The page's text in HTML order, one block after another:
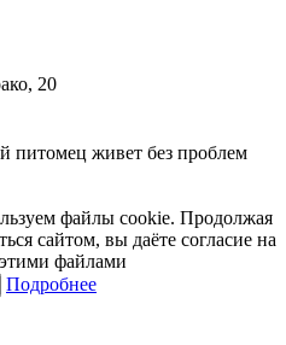
20
живет без проблем
файлы cookie. Продолжая
сайтом, вы даёте согласие на
файлами
Подробнее